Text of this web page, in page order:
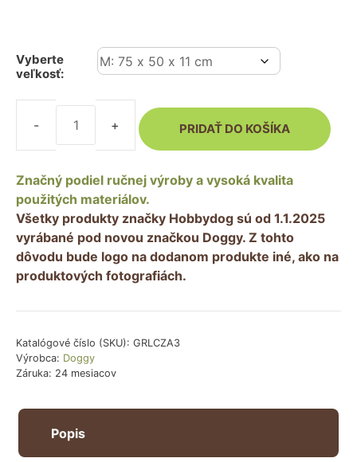
Vyberte
veľkosť:
množstvo
Matrac
pre
psa
GRAND
LIGHT
tmavosivý
PRIDAŤ DO KOŠÍKA
Značný podiel ručnej výroby a vysoká kvalita
použitých materiálov.
Všetky produkty značky Hobbydog sú od 1.1.2025
vyrábané pod novou značkou Doggy. Z tohto
dôvodu bude logo na dodanom produkte iné, ako na
produktových fotografiách.
Katalógové číslo (SKU): GRLCZA3
Výrobca: Doggy
Záruka: 24 mesiacov
Popis